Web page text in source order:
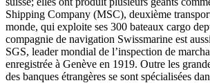
Shipping Company (MSC), deuxième
monde, qui exploite ses 300 bateaux cargo
compagnie de navigation Swissmarine est
SGS, leader mondial de l’inspection de
enregistrée à Genève en 1919. Outre les
des banques étrangères se sont spécialisées